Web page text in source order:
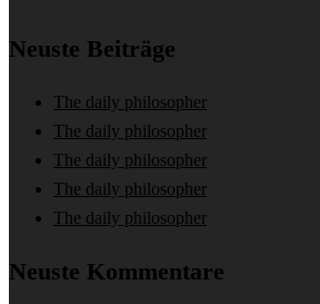
Neuste Beiträge
The daily philosopher
The daily philosopher
The daily philosopher
The daily philosopher
The daily philosopher
Neuste Kommentare